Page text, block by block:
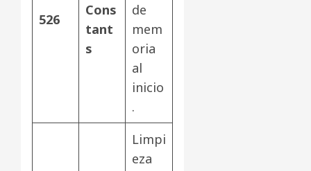
526
Cons
tant
s
de
mem
oria
al
inicio
.
Limpi
eza